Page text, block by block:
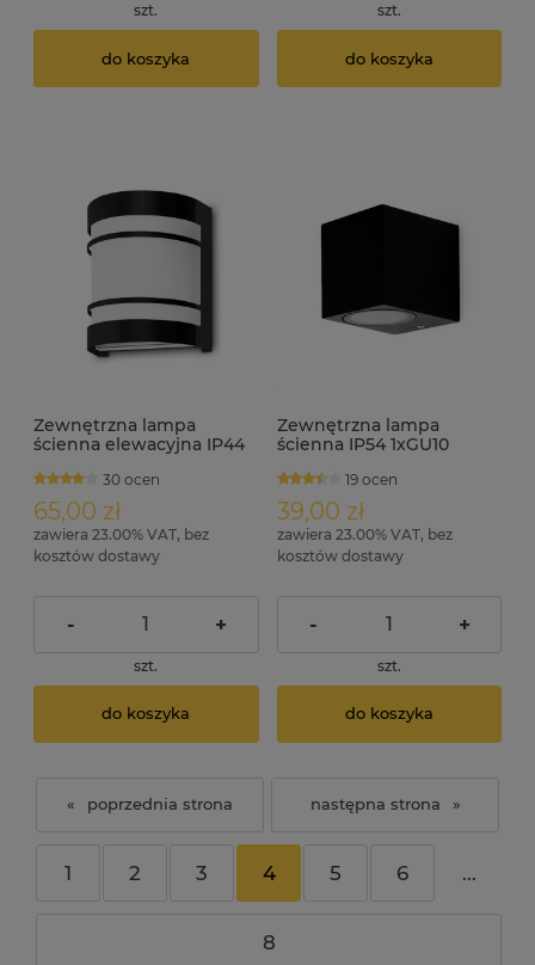
szt.
do koszyka
szt.
do koszyka
Zewnętrzna lampa
ścienna elewacyjna IP44
30 ocen
65,00 zł
zawiera 23.00% VAT, bez
kosztów dostawy
- +
szt.
do koszyka
Zewnętrzna lampa
ścienna IP54 1xGU10
19 ocen
39,00 zł
zawiera 23.00% VAT, bez
kosztów dostawy
- +
szt.
do koszyka
«
1 2 3 4 5 6 ...
8
»